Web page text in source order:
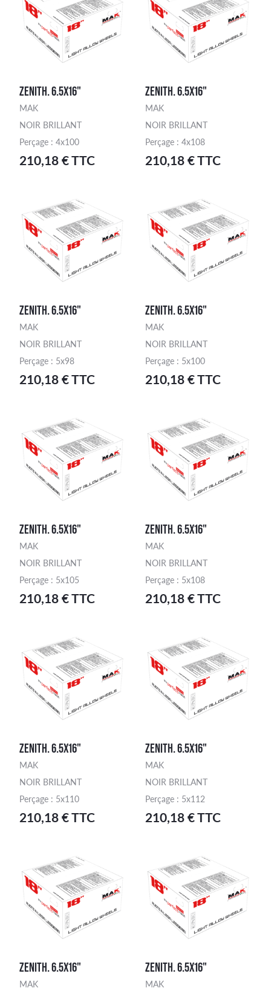
ZENITH. 6.5X16"
MAK
NOIR BRILLANT
Perçage : 4x100
210,18 € TTC
ZENITH. 6.5X16"
MAK
NOIR BRILLANT
Perçage : 4x108
210,18 € TTC
ZENITH. 6.5X16"
MAK
NOIR BRILLANT
Perçage : 5x98
210,18 € TTC
ZENITH. 6.5X16"
MAK
NOIR BRILLANT
Perçage : 5x100
210,18 € TTC
ZENITH. 6.5X16"
MAK
NOIR BRILLANT
Perçage : 5x105
210,18 € TTC
ZENITH. 6.5X16"
MAK
NOIR BRILLANT
Perçage : 5x108
210,18 € TTC
ZENITH. 6.5X16"
MAK
NOIR BRILLANT
Perçage : 5x110
210,18 € TTC
ZENITH. 6.5X16"
MAK
NOIR BRILLANT
Perçage : 5x112
210,18 € TTC
ZENITH. 6.5X16"
MAK
ZENITH. 6.5X16"
MAK